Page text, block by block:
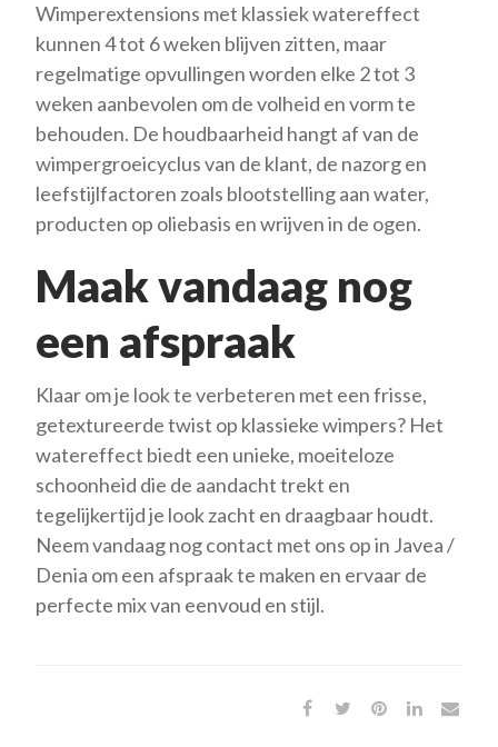
Wimperextensions met klassiek watereffect
kunnen 4 tot 6 weken blijven zitten, maar
regelmatige opvullingen worden elke 2 tot 3
weken aanbevolen om de volheid en vorm te
behouden. De houdbaarheid hangt af van de
wimpergroeicyclus van de klant, de nazorg en
leefstijlfactoren zoals blootstelling aan water,
producten op oliebasis en wrijven in de ogen.
Maak vandaag nog
een afspraak
Klaar om je look te verbeteren met een frisse,
getextureerde twist op klassieke wimpers? Het
watereffect biedt een unieke, moeiteloze
schoonheid die de aandacht trekt en
tegelijkertijd je look zacht en draagbaar houdt.
Neem vandaag nog contact met ons op in Javea /
Denia om een ​​afspraak te maken en ervaar de
perfecte mix van eenvoud en stijl.